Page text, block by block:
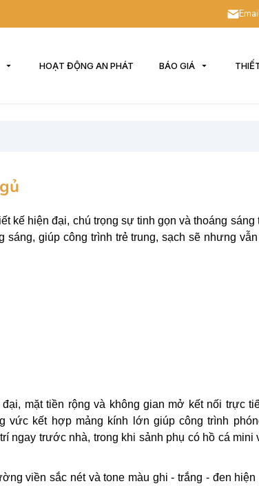
HOẠT ĐỘNG AN PHÁT BÁO GIÁ
kế hiện đại, chú trọng sự tinh gọn và thoáng sáng
giúp công trình trẻ trung, sạch sẽ nhưng
mặt tiền rộng và không gian mở kết nối trực
kết hợp mảng kính lớn giúp công trình
ngay trước nhà, trong khi sảnh phụ có hồ cá mini
viền sắc nét và tone màu ghi - trắng - đen hiện